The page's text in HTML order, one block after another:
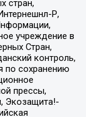
стран,
Р,
учреждение в
Стран,
контроль,
по сохранению
прессы,
Экозащита!-